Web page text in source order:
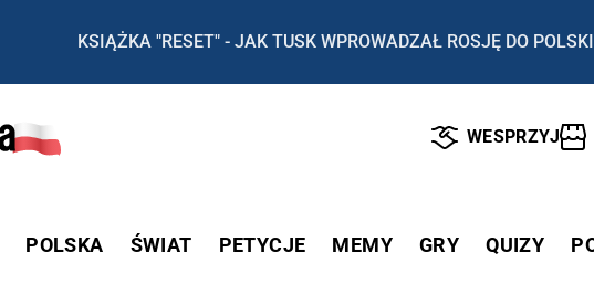
KSIĄŻKA "RESET" - JAK TUSK WPROWADZAŁ ROSJĘ DO POLSKI
WESPRZYJ
POLSKA ŚWIAT PETYCJE MEMY GRY QUIZY